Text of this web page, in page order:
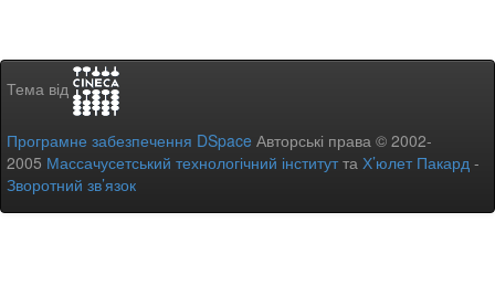
Тема від
Програмне забезпечення DSpace Авторські права © 2002-
2005 Массачусетський технологічний інститутта Х’юлет Пакард -
Зворотний зв’язок